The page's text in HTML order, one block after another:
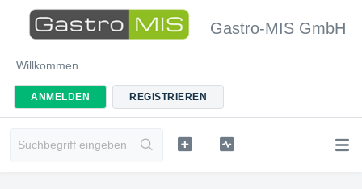
Gastro-MIS GmbH
Willkommen
ANMELDEN REGISTRIEREN